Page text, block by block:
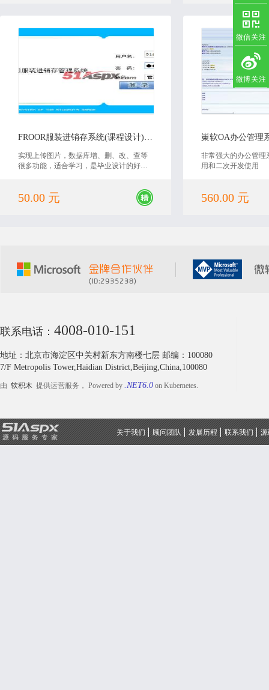
微信关注
微博关注
FROOR服装进销存系统(课程设计)源码
实现上传图片，数据库增、删、改、查等
很多功能，适合学习，是毕业设计的好选
50.00 元
崬软OA办公管理
非常强大的办公管理
用和二次开发使用
560.00 元
联系电话： 4008-010-151
地址：北京市海淀区中关村新东方南楼七层 邮编：100080
7/F Metropolis Tower,Haidian District,Beijing,China,100080
由 软积木 提供运营服务， Powered by .NET6.0 on Kubernetes.
关于我们 顾问团队 发展历程 联系我们